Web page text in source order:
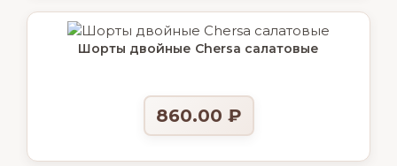
Шорты двойные Chersa салатовые
860.00 ₽